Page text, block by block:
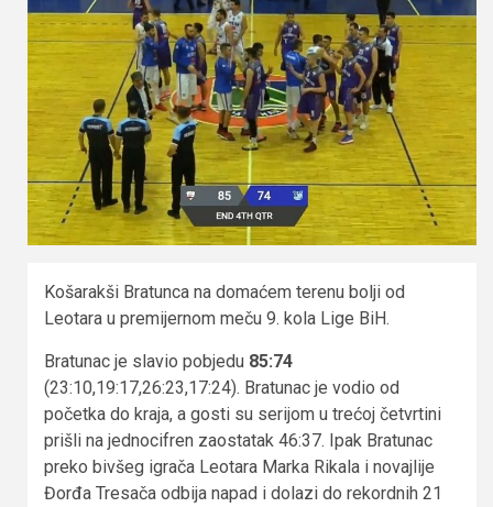
Košarakši Bratunca na domaćem terenu bolji od
Leotara u premijеrnom meču 9. kola Lige BiH.
Bratunac je slavio pobjedu 85:74
(23:10,19:17,26:23,17:24). Bratunac je vodio od
početka do kraja, a gosti su serijom u trećoj četvrtini
prišli na jednocifren zaostatak 46:37. Ipak Bratunac
preko bivšeg igrača Leotara Marka Rikala i novajlije
Đorđa Tresača odbija napad i dolazi do rekordnih 21